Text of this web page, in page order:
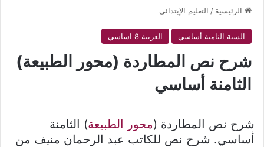
الرئيسية / التعليم الإبتدائي
السنة الثامنة أساسي العربية 8 اساسي
شرح نص المطاردة (محور الطبيعة)
الثامنة أساسي
شرح نص المطاردة (محور الطبيعة) الثامنة
أساسي. شرح نص للكاتب عبد الرحمان منيف من